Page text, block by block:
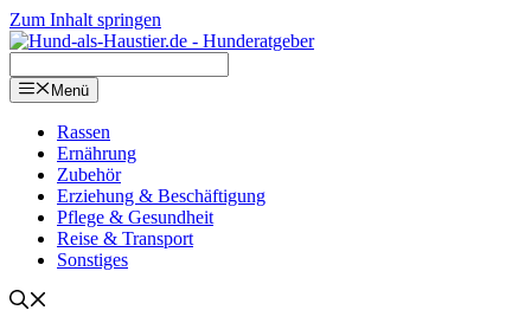
Zum Inhalt springen
Menü
Ras­sen
Ernäh­rung
Zube­hör
Erzie­hung & Beschäf­ti­gung
Pfle­ge & Gesund­heit
Rei­se & Trans­port
Sons­ti­ges